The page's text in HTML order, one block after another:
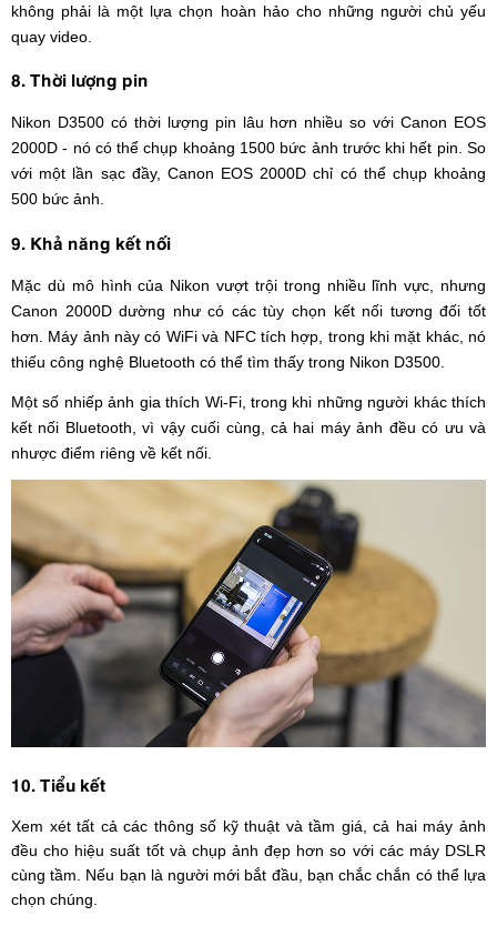
không phải là một lựa chọn hoàn hảo cho những người chủ yếu
quay video.
8. Thời lượng pin
Nikon D3500 có thời lượng pin lâu hơn nhiều so với Canon EOS
2000D - ​​nó có thể chụp khoảng 1500 bức ảnh trước khi hết pin. So
với một lần sạc đầy, Canon EOS 2000D chỉ có thể chụp khoảng
500 bức ảnh.
9. Khả năng kết nối
Mặc dù mô hình của Nikon vượt trội trong nhiều lĩnh vực, nhưng
Canon 2000D dường như có các tùy chọn kết nối tương đối tốt
hơn. Máy ảnh này có WiFi và NFC tích hợp, trong khi mặt khác, nó
thiếu công nghệ Bluetooth có thể tìm thấy trong Nikon D3500.
Một số nhiếp ảnh gia thích Wi-Fi, trong khi những người khác thích
kết nối Bluetooth, vì vậy cuối cùng, cả hai máy ảnh đều có ưu và
nhược điểm riêng về kết nối.
10. Tiểu kết
Xem xét tất cả các thông số kỹ thuật và tầm giá, cả hai máy ảnh
đều cho hiệu suất tốt và chụp ảnh đẹp hơn so với các máy DSLR
cùng tầm. Nếu bạn là người mới bắt đầu, bạn chắc chắn có thể lựa
chọn chúng.